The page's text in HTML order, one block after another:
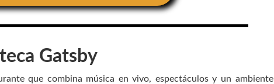
Gatsby
que combina música en vivo, espectáculos y un ambiente